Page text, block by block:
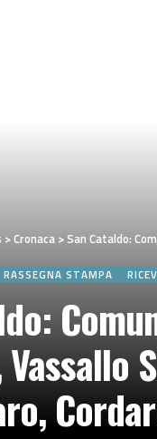
>Cronaca >San Cataldo:
RASSEGNA STAMPA